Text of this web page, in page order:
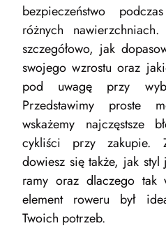
bezpieczeństwo
różnych
szczegółowo, jak
swojego wzrostu oraz
pod uwagę przy
Przedstawimy proste
wskażemy najczęstsze
cykliści przy zakupie.
dowiesz się także, jak
ramy oraz dlaczego tak
element roweru był
Twoich potrzeb.